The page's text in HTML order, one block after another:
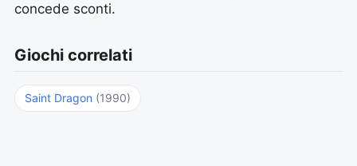
concede sconti.
Giochi correlati
Saint Dragon (1990)